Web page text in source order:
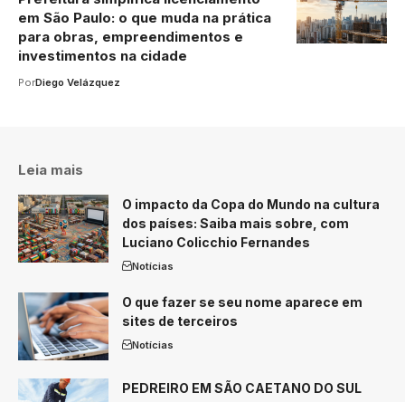
em São Paulo: o que muda na prática
para obras, empreendimentos e
investimentos na cidade
PorDiego Velázquez
Leia mais
O impacto da Copa do Mundo na cultura
dos países: Saiba mais sobre, com
Luciano Colicchio Fernandes
Notícias
O que fazer se seu nome aparece em
sites de terceiros
Notícias
PEDREIRO EM SÃO CAETANO DO SUL